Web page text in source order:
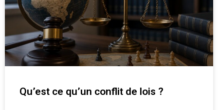
Qu’est ce qu’un conflit de lois ?